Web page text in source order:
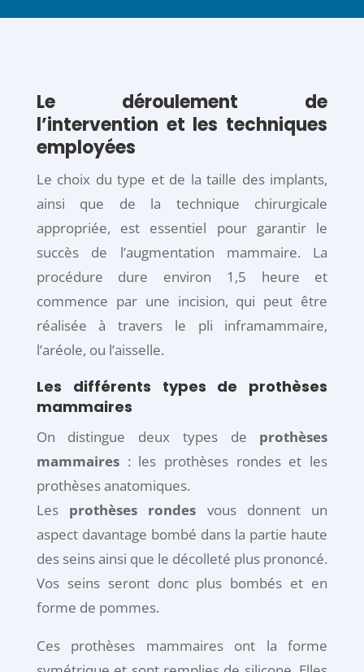
Le déroulement de
l’intervention et les techniques
employées
Le choix du type et de la taille des implants,
ainsi que de la technique chirurgicale
appropriée, est essentiel pour garantir le
succès de l’augmentation mammaire. La
procédure dure environ 1,5 heure et
commence par une incision, qui peut être
réalisée à travers le pli inframammaire,
l’aréole, ou l’aisselle.
Les différents types de prothèses
mammaires
On distingue deux types de prothèses
mammaires: les prothèses rondes et les
prothèses anatomiques.
Les prothèses rondes vous donnent un
aspect davantage bombé dans la partie haute
des seinsainsi que le décolleté plus prononcé.
Vos seins seront donc plus bombés et en
forme de pommes.
Ces prothèses mammairesont la forme